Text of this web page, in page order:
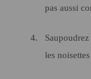
pas aussi
Saupoudrez la pâte à crumble par dessus les fruits,
les